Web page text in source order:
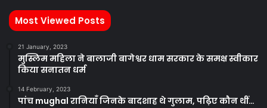
Most Viewed Posts
21 January, 2023
मुस्लिम महिला ने बालाजी बागेश्वर धाम सरकार के समक्ष स्वीकार
किया सनातन धर्म
14 February, 2023
पांच mughal रानियाँ जिनके बादशाह थे गुलाम, पढ़िए कौन थीं…